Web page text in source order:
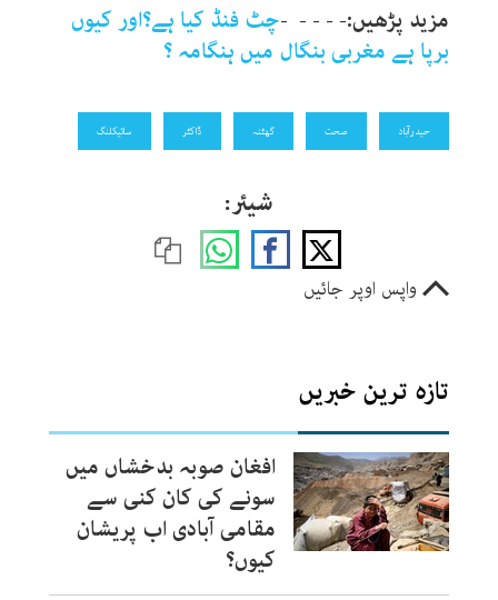
مزید پڑھیں:- - - - -چٹ فنڈ کیا ہے؟اور کیوں
برپا ہے مغربی بنگال میں ہنگامہ ؟
حیدرآباد صحت گھٹنہ ڈاکٹر سائیکلنگ
شیئر:
واپس اوپر جائیں
تازہ ترین خبریں
افغان صوبہ بدخشاں میں
سونے کی کان کنی سے
مقامی آبادی اب پریشان
کیوں؟